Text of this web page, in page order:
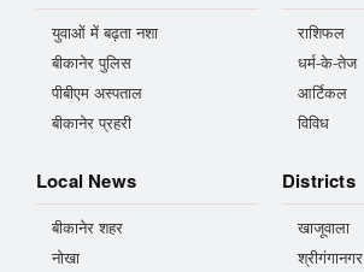
युवाओं में बढ़ता नशा
बीकानेर पुलिस
पीबीएम अस्पताल
बीकानेर प्रहरी
राशिफल
धर्म-के-तेज
आर्टिकल
विविध
Local News
बीकानेर शहर
नोखा
Districts
खाजूवाला
श्रीगंगानगर